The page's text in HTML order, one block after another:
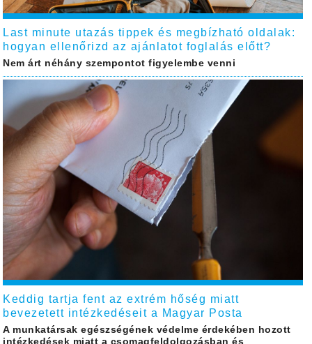
Last minute utazás tippek és megbízható oldalak:
hogyan ellenőrizd az ajánlatot foglalás előtt?
Nem árt néhány szempontot figyelembe venni
Keddig tartja fent az extrém hőség miatt
bevezetett intézkedéseit a Magyar Posta
A munkatársak egészségének védelme érdekében hozott
intézkedések miatt a csomagfeldolgozásban és